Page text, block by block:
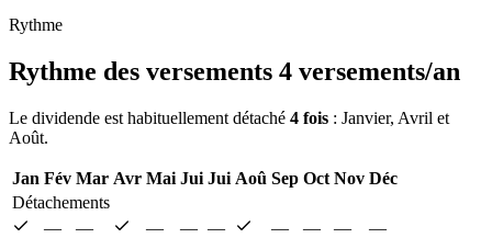
Rythme
Rythme des versements 4 versements/an
Le dividende est habituellement détaché 4 fois : Janvier, Avril et
Août.
Jan Fév Mar Avr Mai Jui Jui Aoû Sep Oct Nov Déc
Détachements
—
— — — — — — —
—